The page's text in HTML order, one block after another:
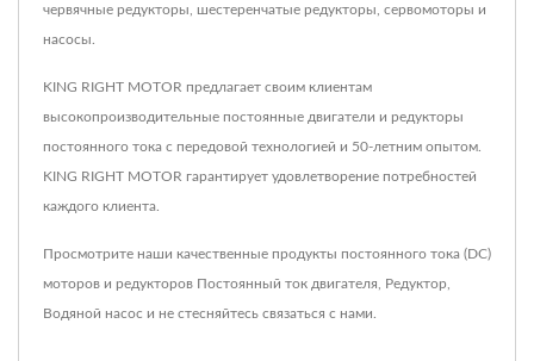
червячные редукторы, шестеренчатые редукторы, сервомоторы и
насосы.
KING RIGHT MOTOR предлагает своим клиентам
высокопроизводительные постоянные двигатели и редукторы
постоянного тока с передовой технологией и 50-летним опытом.
KING RIGHT MOTOR гарантирует удовлетворение потребностей
каждого клиента.
Просмотрите наши качественные продукты постоянного тока (DC)
моторов и редукторов Постоянный ток двигателя Редуктор
Водяной насос и не стесняйтесь связаться с нами